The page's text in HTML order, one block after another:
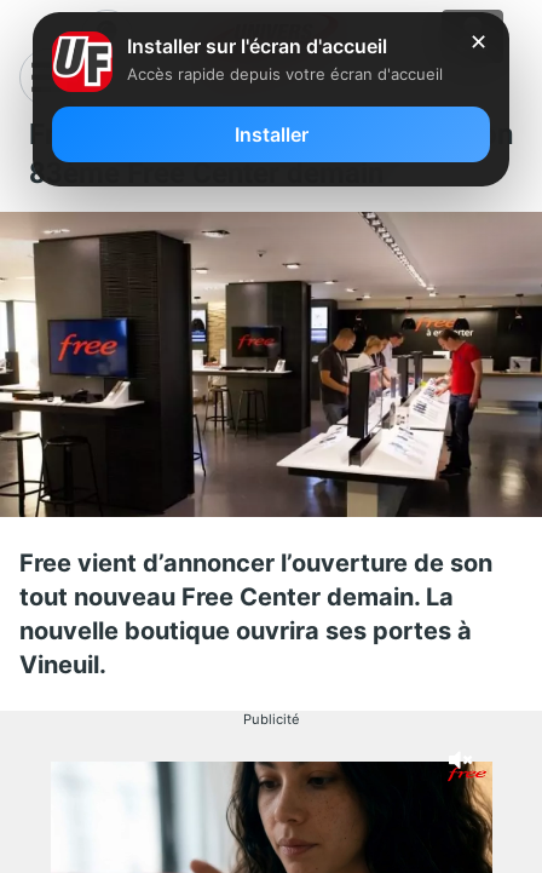
Free officialise l’ouverture de son
83ème Free Center demain
Free vient d’annoncer l’ouverture de son
tout nouveau Free Center demain. La
nouvelle boutique ouvrira ses portes à
Vineuil.
Publicité
✕
Installer sur l'écran d'accueil
Accès rapide depuis votre écran d'accueil
Installer